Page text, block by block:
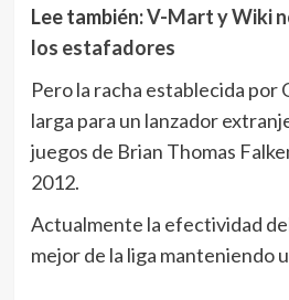
Lee también:V-Mart y Wiki
los estafadores
Pero la racha establecida por
larga para un lanzador
juegos de Brian Thomas
2012.
Actualmente la efectividad
mejor de la liga manteniendo